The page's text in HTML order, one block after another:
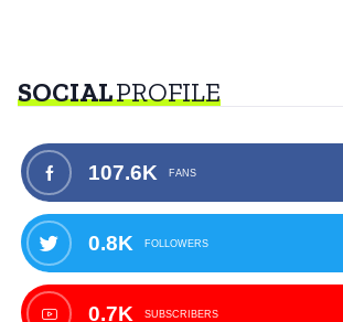
SOCIALPROFILE
107.6K FANS
0.8K FOLLOWERS
0.7K SUBSCRIBERS